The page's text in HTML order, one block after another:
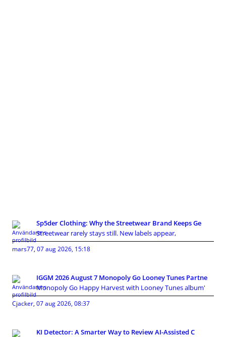
Sp5der Clothing: Why the Streetwear Brand Keeps Ge
Streetwear rarely stays still. New labels appear,
mars77, 07 aug 2026, 15:18
IGGM 2026 August 7 Monopoly Go Looney Tunes Partne
Monopoly Go Happy Harvest with Looney Tunes album'
Cjacker, 07 aug 2026, 08:37
KI Detector: A Smarter Way to Review AI-Assisted C